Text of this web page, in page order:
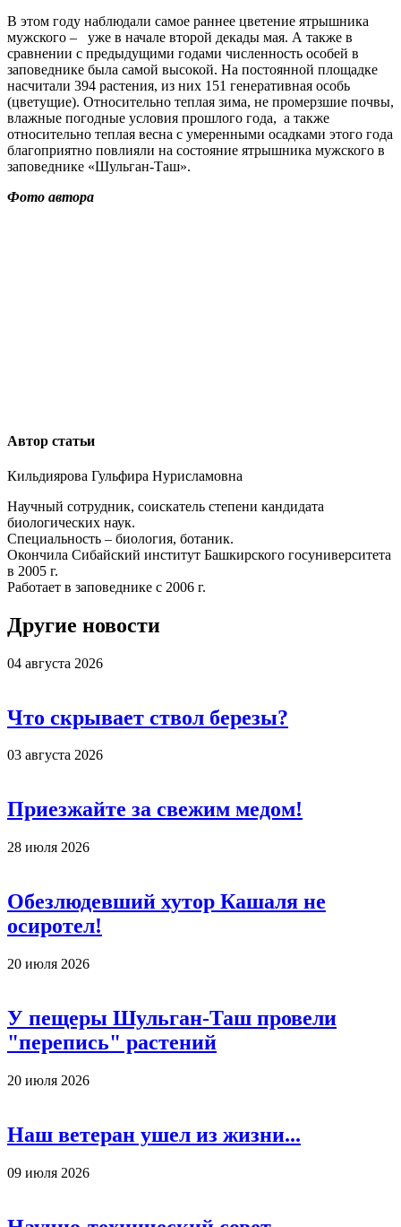
В этом году наблюдали самое раннее цветение ятрышника
мужского – уже в начале второй декады мая. А также в
сравнении с предыдущими годами численность особей в
заповеднике была самой высокой. На постоянной площадке
насчитали 394 растения, из них 151 генеративная особь
(цветущие). Относительно теплая зима, не промерзшие почвы,
влажные погодные условия прошлого года, а также
относительно теплая весна с умеренными осадками этого года
благоприятно повлияли на состояние ятрышника мужского в
заповеднике «Шульган-Таш».
Фото автора
Автор статьи
Кильдиярова Гульфира Нурисламовна
Научный сотрудник, соискатель степени кандидата
биологических наук.
Специальность – биология, ботаник.
Окончила Сибайский институт Башкирского госуниверситета
в 2005 г.
Работает в заповеднике с 2006 г.
Другие новости
04 августа 2026
Что скрывает ствол березы?
03 августа 2026
Приезжайте за свежим медом!
28 июля 2026
Обезлюдевший хутор Кашаля не
осиротел!
20 июля 2026
У пещеры Шульган-Таш провели
"перепись" растений
20 июля 2026
Наш ветеран ушел из жизни...
09 июля 2026